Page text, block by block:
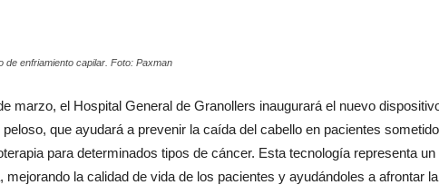
de enfriamiento capilar. Foto: Paxman
marzo, el Hospital General de Granollers inaugurará el nuevo
que ayudará a prevenir la caída del cabello en pacientes
para determinados tipos de cáncer. Esta tecnología representa
mejorando la calidad de vida de los pacientes y ayudándoles a afrontar la